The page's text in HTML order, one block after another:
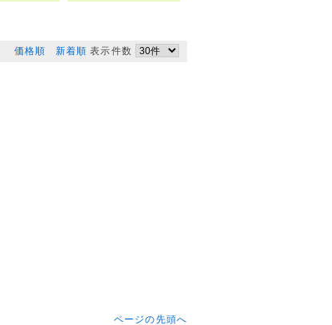
価格順 新着順 表示件数
ページの先頭へ